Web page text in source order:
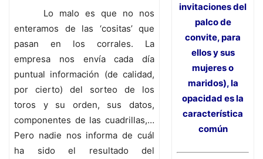
Lo malo es que no nos
enteramos de las ‘cositas’ que
pasan en los corrales. La
empresa nos envía cada día
puntual información (de calidad,
por cierto) del sorteo de los
toros y su orden, sus datos,
componentes de las cuadrillas,…
Pero nadie nos informa de cuál
ha sido el resultado del
invitaciones del
palco de
convite, para
ellos y sus
mujeres o
maridos), la
opacidad es la
característica
común